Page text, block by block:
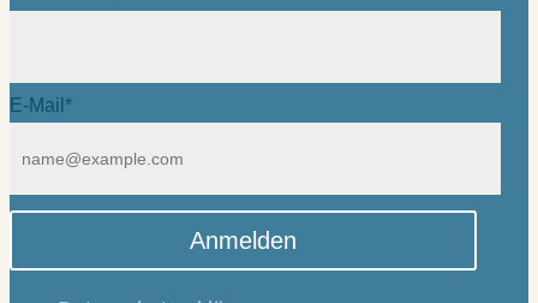
E-Mail*
Anmelden